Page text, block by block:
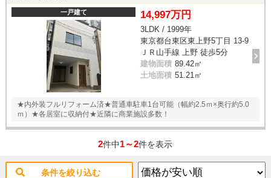
一戸建て 14,997万円
3LDK / 1999年
東京都台東区東上野5丁目 13-9
ＪＲ山手線 上野 徒歩5分
建物面積 89.42㎡
土地面積 51.21㎡
★内外装フルリフォーム済★普通車駐車1台可能（幅約2.5ｍ×奥行約5.0
ｍ）★各居室に収納付★近隣に商業施設多数！
2件中1～2件を表示
条件を絞り込む